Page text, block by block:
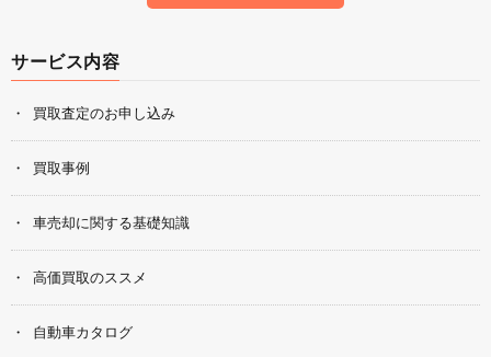
サービス内容
買取査定のお申し込み
買取事例
車売却に関する基礎知識
高価買取のススメ
自動車カタログ